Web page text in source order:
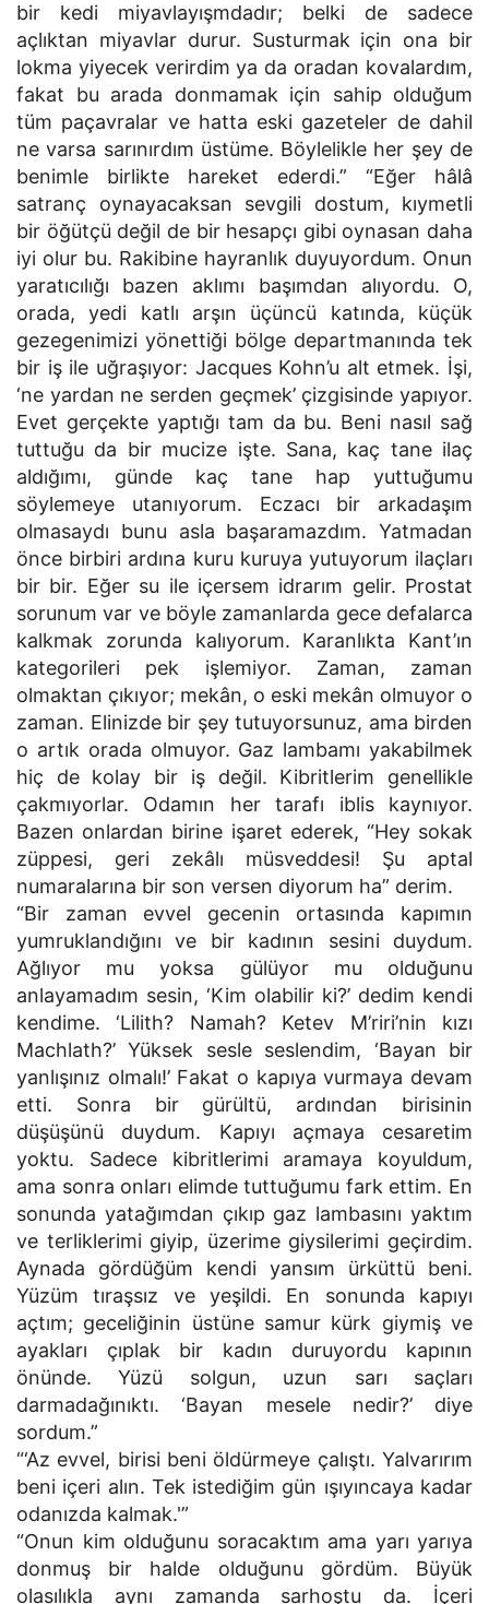
bir kedi miyavlayışmdadır; belki de sadece
açlıktan miyavlar durur. Susturmak için ona bir
lokma yiyecek verirdim ya da oradan kovalardım,
fakat bu arada donmamak için sahip olduğum
tüm paçavralar ve hatta eski gazeteler de dahil
ne varsa sarınırdım üstüme. Böylelikle her şey de
benimle birlikte hareket ederdi.” “Eğer hâlâ
satranç oynayacaksan sevgili dostum, kıymetli
bir öğütçü değil de bir hesapçı gibi oynasan daha
iyi olur bu. Rakibine hayranlık duyuyordum. Onun
yaratıcılığı bazen aklımı başımdan alıyordu. O,
orada, yedi katlı arşın üçüncü katında, küçük
gezegenimizi yönettiği bölge departmanında tek
bir iş ile uğraşıyor: Jacques Kohn’u alt etmek. İşi,
‘ne yardan ne serden geçmek’ çizgisinde yapıyor.
Evet gerçekte yaptığı tam da bu. Beni nasıl sağ
tuttuğu da bir mucize işte. Sana, kaç tane ilaç
aldığımı, günde kaç tane hap yuttuğumu
söylemeye utanıyorum. Eczacı bir arkadaşım
olmasaydı bunu asla başaramazdım. Yatmadan
önce birbiri ardına kuru kuruya yutuyorum ilaçları
bir bir. Eğer su ile içersem idrarım gelir. Prostat
sorunum var ve böyle zamanlarda gece defalarca
kalkmak zorunda kalıyorum. Karanlıkta Kant’ın
kategorileri pek işlemiyor. Zaman, zaman
olmaktan çıkıyor; mekân, o eski mekân olmuyor o
zaman. Elinizde bir şey tutuyorsunuz, ama birden
o artık orada olmuyor. Gaz lambamı yakabilmek
hiç de kolay bir iş değil. Kibritlerim genellikle
çakmıyorlar. Odamın her tarafı iblis kaynıyor.
Bazen onlardan birine işaret ederek, “Hey sokak
züppesi, geri zekâlı müsveddesi! Şu aptal
numaralarına bir son versen diyorum ha” derim.
“Bir zaman evvel gecenin ortasında kapımın
yumruklandığını ve bir kadının sesini duydum.
Ağlıyor mu yoksa gülüyor mu olduğunu
anlayamadım sesin, ‘Kim olabilir ki?’ dedim kendi
kendime. ‘Lilith? Namah? Ketev M’riri’nin kızı
Machlath?’ Yüksek sesle seslendim, ‘Bayan bir
yanlışınız olmalı!’ Fakat o kapıya vurmaya devam
etti. Sonra bir gürültü, ardından birisinin
düşüşünü duydum. Kapıyı açmaya cesaretim
yoktu. Sadece kibritlerimi aramaya koyuldum,
ama sonra onları elimde tuttuğumu fark ettim. En
sonunda yatağımdan çıkıp gaz lambasını yaktım
ve terliklerimi giyip, üzerime giysilerimi geçirdim.
Aynada gördüğüm kendi yansım ürküttü beni.
Yüzüm tıraşsız ve yeşildi. En sonunda kapıyı
açtım; geceliğinin üstüne samur kürk giymiş ve
ayakları çıplak bir kadın duruyordu kapının
önünde. Yüzü solgun, uzun sarı saçları
darmadağınıktı. ‘Bayan mesele nedir?’ diye
sordum.”
“‘Az evvel, birisi beni öldürmeye çalıştı. Yalvarırım
beni içeri alın. Tek istediğim gün ışıyıncaya kadar
odanızda kalmak.'”
“Onun kim olduğunu soracaktım ama yarı yarıya
donmuş bir halde olduğunu gördüm. Büyük
olasılıkla aynı zamanda sarhoştu da. İçeri